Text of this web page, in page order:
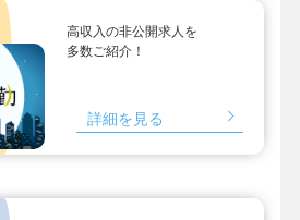
高収入の非公開求人を
多数ご紹介！
詳細を見る